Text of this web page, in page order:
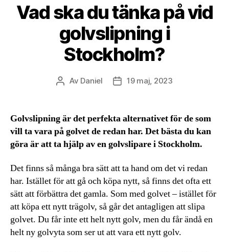
Vad ska du tänka på vid
golvslipning i
Stockholm?
Inläggsförfattare
Av Daniel Inläggsdatum
19 maj, 2023
Golvslipning är det perfekta alternativet för de som
vill ta vara på golvet de redan har. Det bästa du kan
göra är att ta hjälp av en golvslipare i Stockholm.
Det finns så många bra sätt att ta hand om det vi redan
har. Istället för att gå och köpa nytt, så finns det ofta ett
sätt att förbättra det gamla. Som med golvet – istället för
att köpa ett nytt trägolv, så går det antagligen att slipa
golvet. Du får inte ett helt nytt golv, men du får ändå en
helt ny golvyta som ser ut att vara ett nytt golv.